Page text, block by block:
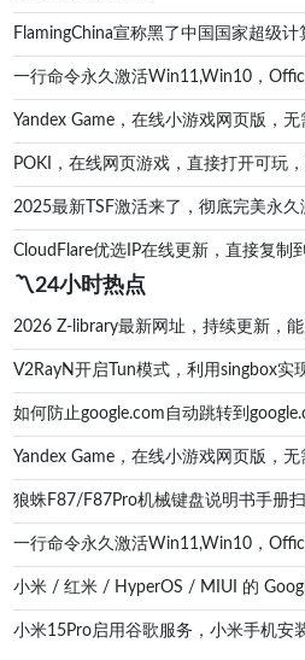
FlamingChina宣称黑了中国国家超级
一行命令永久激活Win11,Win10，
Yandex Game，在线小游戏网页版，
POKI，在线网页游戏，直接打开可玩
2025最新TSF激活来了，彻底完美永
CloudFlare优选IP在线更新，直接复制
〽️24小时热点
2026 Z-library最新网址，持续更新，
V2RayN开启Tun模式，利用singbox
如何防止google.com自动跳转到
Yandex Game，在线小游戏网页版，
狼蛛F87/F87Pro机械键盘说明书手册
一行命令永久激活Win11,Win10，
小米 / 红米 / HyperOS / MIUI 的
小米15Pro启用谷歌服务，小米手机安